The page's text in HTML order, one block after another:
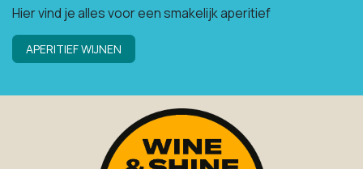
Hier vind je alles voor een smakelijk aperitief
APERITIEF WIJNEN